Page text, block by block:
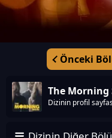
Önceki
The Morning
Dizinin profil